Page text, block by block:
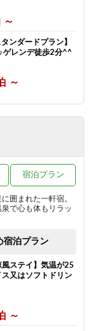
～
ンダードプラン】
ゲレンデ徒歩2分^^
～
囲まれた一軒宿。
で心も体もリラッ
宿泊プラン
宿泊プラン
風ステイ】気温が25
又はソフトドリン
～